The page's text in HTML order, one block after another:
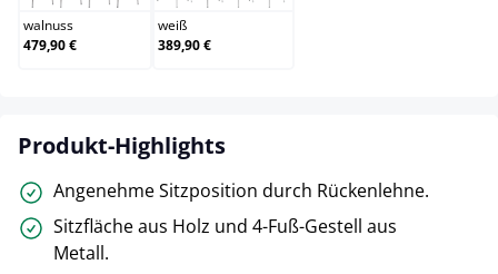
walnuss
479,90 €
weiß
389,90 €
Produkt-Highlights
Angenehme Sitzposition durch Rückenlehne.
Sitzfläche aus Holz und 4-Fuß-Gestell aus
Metall.